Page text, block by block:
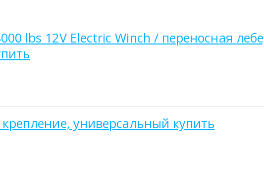
lbs 12V Electric Winch / переносная
универсальный купить